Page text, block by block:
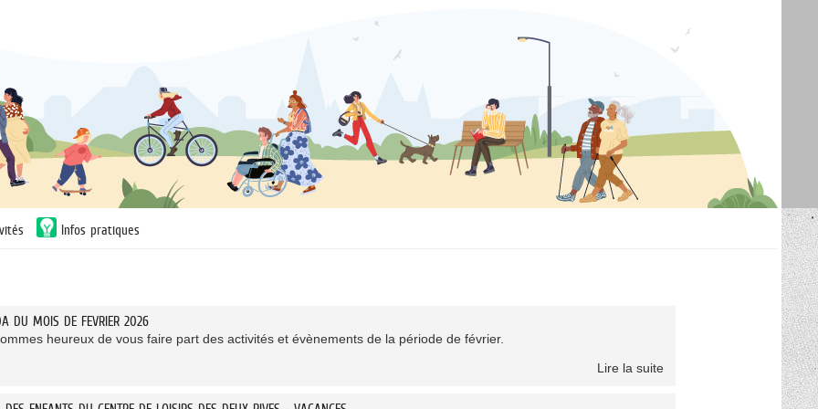
Infos pratiques
DU MOIS DE FEVRIER 2026
heureux de vous faire part des activités et évènements de la période de février.
Lire la suite